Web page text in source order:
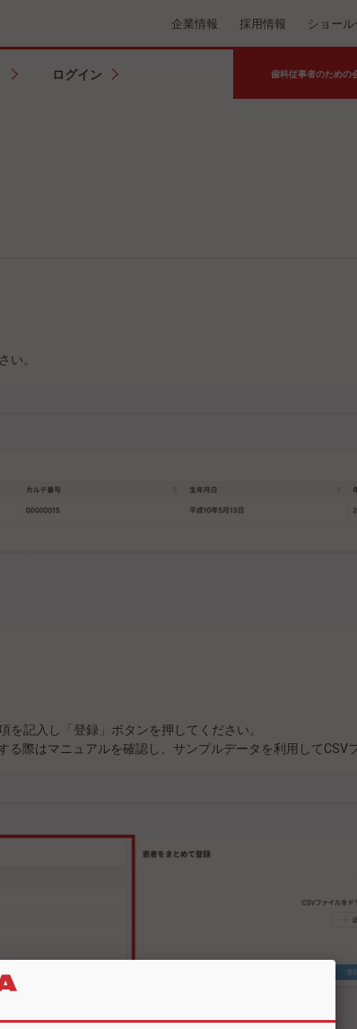
企業情報 採用情報 ショール
ログイン 歯科従事者のための
い。
記入し「登録」ボタンを押してください。
際はマニュアルを確認し、サンプルデータを利用してCSV